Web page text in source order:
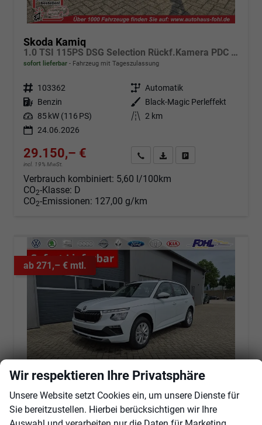
Skoda Kamiq
1.0 TSI 115PS DSG Selection Rückf.Kamera PDC v+h Sitzheizung Klimaautomatik Skoda-Radio Apple CarPlay + Android Auto Tempomat Garantieverlängerung 16"LM
sofort lieferbar Fahrzeug mit Tageszulassung
Fahrzeugnr. 103362 Getriebe Automatik
Kraftstoff Benzin Außenfarbe
Black-Magic Perleffekt
Leistung 85 kW (116 PS) Kilometerstand 2 km
24.06.2026
29.150,– €
incl. 19% MwSt.
Angebot anfordern
Fahrzeugexpose (PDF)
Verbrauch kombiniert: 5,60 l/100km
CO2-Klasse: D
CO2-Emissionen: 127,00 g/km
ab 271,– € mtl.
Skoda Kamiq
Wir respektieren Ihre Privatsphäre
Unsere Website setzt Cookies ein, um unsere Dienste für
Sie bereitzustellen. Hierbei berücksichtigen wir Ihre